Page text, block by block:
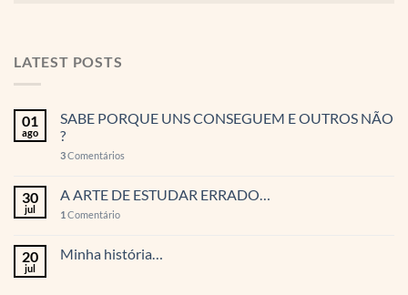
LATEST POSTS
01
ago
SABE PORQUE UNS CONSEGUEM E OUTROS NÃO
?
3Comentários
30
jul
A ARTE DE ESTUDAR ERRADO…
1 Comentário
20
jul
Minha história…